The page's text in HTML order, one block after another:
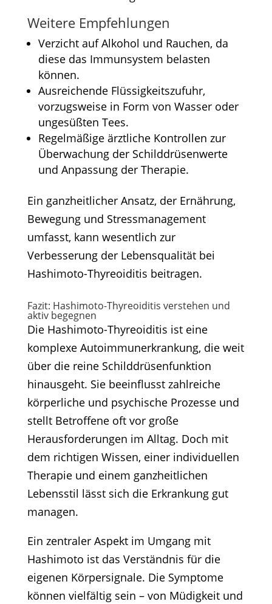
Weitere Empfehlungen
Verzicht auf Alkohol und Rauchen, da
diese das Immunsystem belasten
können.​
Ausreichende Flüssigkeitszufuhr,
vorzugsweise in Form von Wasser oder
ungesüßten Tees.​
Regelmäßige ärztliche Kontrollen zur
Überwachung der Schilddrüsenwerte
und Anpassung der Therapie.​
Ein ganzheitlicher Ansatz, der Ernährung,
Bewegung und Stressmanagement
umfasst, kann wesentlich zur
Verbesserung der Lebensqualität bei
Hashimoto-Thyreoiditis beitragen.
Fazit: Hashimoto-Thyreoiditis verstehen und
aktiv begegnen
Die Hashimoto-Thyreoiditis ist eine
komplexe Autoimmunerkrankung, die weit
über die reine Schilddrüsenfunktion
hinausgeht. Sie beeinflusst zahlreiche
körperliche und psychische Prozesse und
stellt Betroffene oft vor große
Herausforderungen im Alltag. Doch mit
dem richtigen Wissen, einer individuellen
Therapie und einem ganzheitlichen
Lebensstil lässt sich die Erkrankung gut
managen.​
Ein zentraler Aspekt im Umgang mit
Hashimoto ist das Verständnis für die
eigenen Körpersignale. Die Symptome
können vielfältig sein – von Müdigkeit und